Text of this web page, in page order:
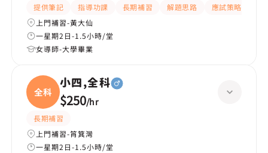
提供筆記 指導功課 長期補習 解題思路 應試策略
上門補習-黃大仙
一星期2日-1.5小時/堂
女導師-大學畢業
全科
小四,全科
$250/hr
長期補習
上門補習-筲箕灣
一星期2日-1.5小時/堂